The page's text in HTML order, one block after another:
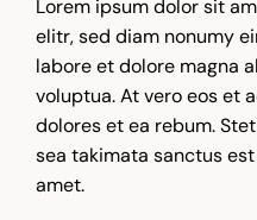
Lorem ipsum dolor sit
elitr, sed diam nonumy
labore et dolore magna
voluptua. At vero eos et
dolores et ea rebum.
sea takimata sanctus
amet.